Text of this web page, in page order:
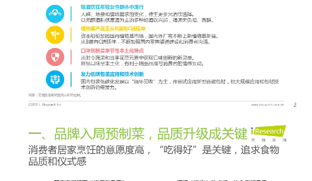
私域课程 新零售内参
增长俱乐部
增长俱乐部
合作共进